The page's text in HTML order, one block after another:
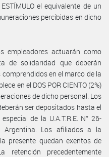
el equivalente de un
percibidas en dicho
empleadores actuarán como
de solidaridad que deberán
en el marco de la
en el DOS POR CIENTO (2%)
de dicho personal. Los
ser depositados hasta el
de la U.A.T.R.E. N° 26-
Los afiliados a la
presente quedan exentos de
precedentemente